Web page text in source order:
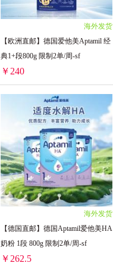
海外发货
【欧洲直邮】德国爱他美Aptamil 经
典1+段800g 限制2单/周-sf
￥240
【欧洲直邮】德国爱他美Aptamil 经典1+段800g 限制2单/周-sf
2罐装 ￥480(￥240/单罐)
海外发货
【德国直邮】德国Aptamil爱他美HA
奶粉 1段 800g 限制2单/周-sf
￥262.5